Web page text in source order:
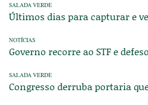
SALADA VERDE
Últimos dias para capturar e
NOTÍCIAS
Governo recorre ao STF e
SALADA VERDE
Congresso derruba portaria